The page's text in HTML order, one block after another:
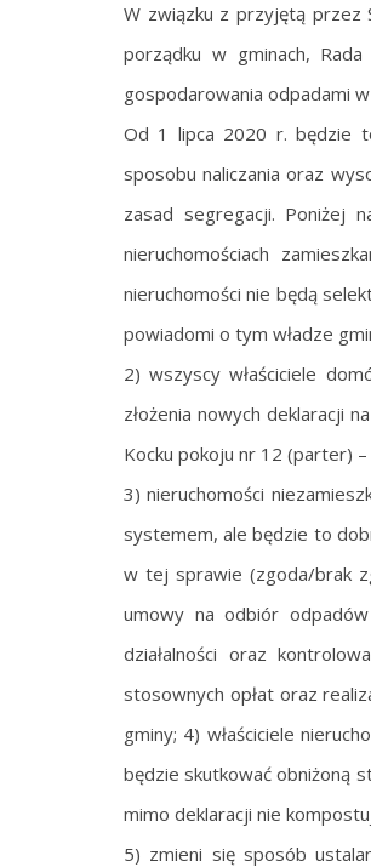
W związku z przyjętą przez
porządku w gminach,
gospodarowania odpadami
Od 1 lipca 2020 r. będzie
sposobu naliczania oraz
zasad segregacji. Poniżej
nieruchomościach
nieruchomości nie będą
powiadomi o tym władze
2) wszyscy właściciele
złożenia nowych deklaracji
Kocku pokoju nr 12 (parter)
3) nieruchomości
systemem, ale będzie to
w tej sprawie (zgoda/brak
umowy na odbiór
działalności oraz
stosownych opłat oraz
gminy; 4) właściciele
będzie skutkować obniżoną
mimo deklaracji nie
5) zmieni się sposób